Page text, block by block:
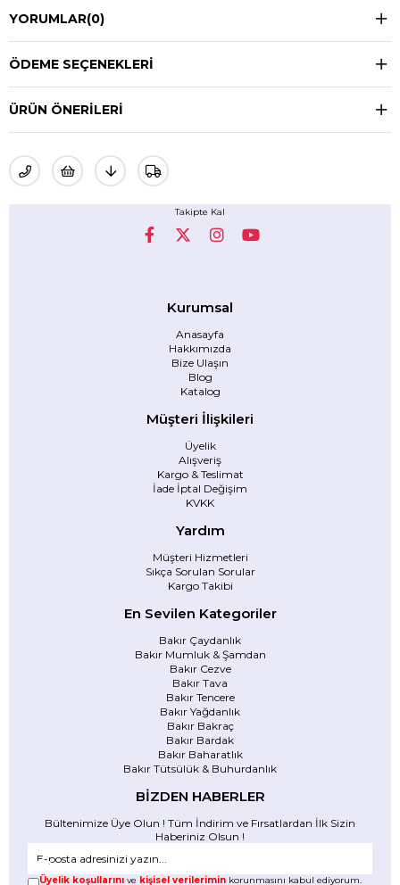
YORUMLAR(0)
ÖDEME SEÇENEKLERI
ÜRÜN ÖNERILERI
Takipte Kal
Kurumsal
Anasayfa
Hakkımızda
Bize Ulaşın
Blog
Katalog
Müşteri İlişkileri
Üyelik
Alışveriş
Kargo & Teslimat
İade İptal Değişim
KVKK
Yardım
Müşteri Hizmetleri
Sıkça Sorulan Sorular
Kargo Takibi
En Sevilen Kategoriler
Bakır Çaydanlık
Bakır Mumluk & Şamdan
Bakır Cezve
Bakır Tava
Bakır Tencere
Bakır Yağdanlık
Bakır Bakraç
Bakır Bardak
Bakır Baharatlık
Bakır Tütsülük & Buhurdanlık
BİZDEN HABERLER
Bültenimize Üye Olun ! Tüm İndirim ve Fırsatlardan İlk Sizin
Haberiniz Olsun !
Üyelik koşullarını ve kişisel verilerimin korunmasını kabul ediyorum.